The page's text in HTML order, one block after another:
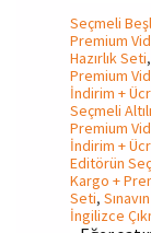
Seçmeli
Premium
Hazırlık Seti,
Premium
İndirim +
Seçmeli
Premium
İndirim +
Editörün
Kargo +
Seti,
İngilizce